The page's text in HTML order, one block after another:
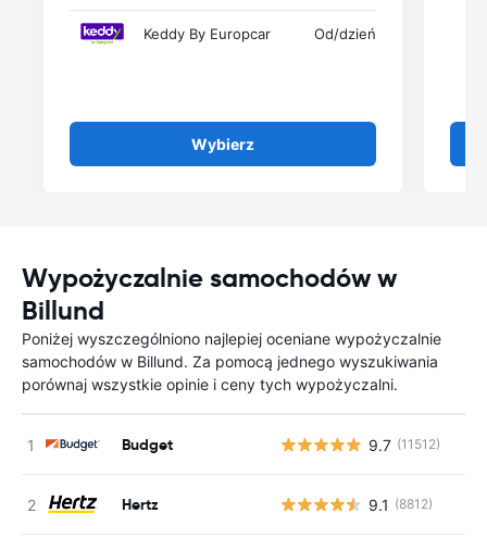
Keddy By Europcar Od/dzień
Wybierz
Wypożyczalnie samochodów w
Billund
Poniżej wyszczególniono najlepiej oceniane wypożyczalnie
samochodów w Billund. Za pomocą jednego wyszukiwania
porównaj wszystkie opinie i ceny tych wypożyczalni.
Budget 9.7 (11512)
Hertz 9.1 (8812)